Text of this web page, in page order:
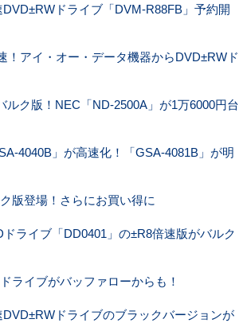
ドライブ「DVM-R88FB」予約開
！アイ・オー・データ機器からDVD±RWド
ルク版！NEC「ND-2500A」が1万6000円台
4040B」が高速化！「GSA-4081B」が明
版登場！さらにお買い得に
ライブ「DD0401」の±R8倍速版がバルク
ライブがバッファローからも！
ドライブのブラックバージョンが